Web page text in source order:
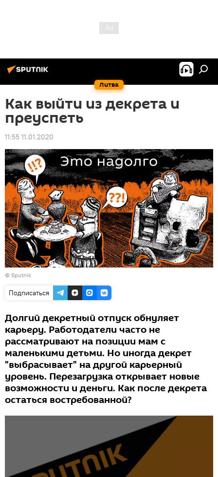
Литва
Как выйти из декрета и
преуспеть
11:55 11.01.2020
© Sputnik
Подписаться
Долгий декретный отпуск обнуляет
карьеру. Работодатели часто не
рассматривают на позиции мам с
маленькими детьми. Но иногда декрет
"выбрасывает" на другой карьерный
уровень. Перезагрузка открывает новые
возможности и деньги. Как после декрета
остаться востребованной?